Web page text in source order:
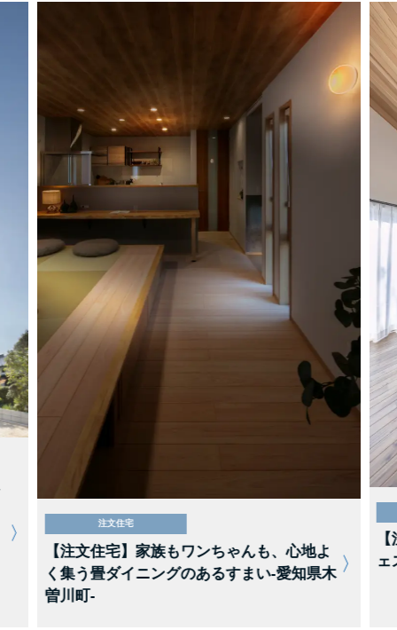
注文住宅
【注文住宅】家族もワンちゃんも、心地よ
く集う畳ダイニングのあるすまい-愛知県木
曽川町-
ェ